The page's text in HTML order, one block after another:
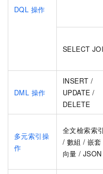
DQL 操作
SELECT
DML 操作
INSERT /
UPDATE /
DELETE
多元索引操
作
全文檢索索引
/ 數組 / 嵌套
向量 / JSON